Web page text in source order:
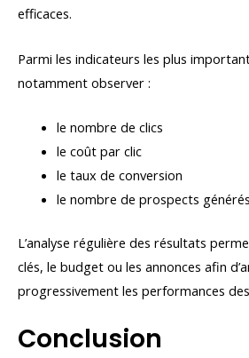
efficaces.
Parmi les indicateurs les plus
notamment observer :
le nombre de clics
le coût par clic
le taux de conversion
le nombre de prospects
L’analyse régulière des résultats
clés, le budget ou les annonces afin
progressivement les performances
Conclusion